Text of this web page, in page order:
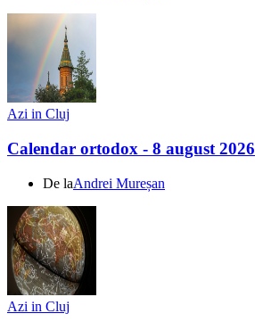
Azi in Cluj
Calendar ortodox - 8 august 2026
De laAndrei Mureșan
Azi in Cluj